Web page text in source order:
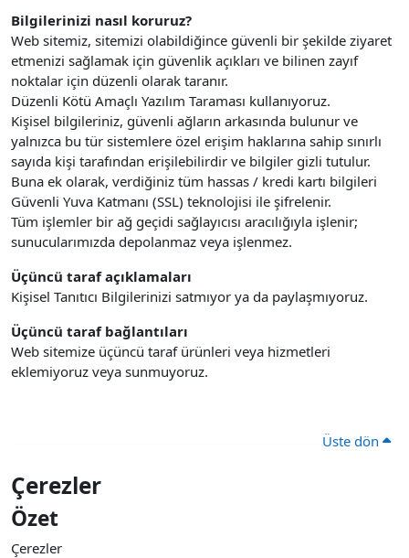
Bilgilerinizi nasıl koruruz?
Web sitemiz, sitemizi olabildiğince güvenli bir şekilde ziyaret
etmenizi sağlamak için güvenlik açıkları ve bilinen zayıf
noktalar için düzenli olarak taranır.
Düzenli Kötü Amaçlı Yazılım Taraması kullanıyoruz.
Kişisel bilgileriniz, güvenli ağların arkasında bulunur ve
yalnızca bu tür sistemlere özel erişim haklarına sahip sınırlı
sayıda kişi tarafından erişilebilirdir ve bilgiler gizli tutulur.
Buna ek olarak, verdiğiniz tüm hassas / kredi kartı bilgileri
Güvenli Yuva Katmanı (SSL) teknolojisi ile şifrelenir.
Tüm işlemler bir ağ geçidi sağlayıcısı aracılığıyla işlenir;
sunucularımızda depolanmaz veya işlenmez.
Üçüncü taraf açıklamaları
Kişisel Tanıtıcı Bilgilerinizi satmıyor ya da paylaşmıyoruz.
Üçüncü taraf bağlantıları
Web sitemize üçüncü taraf ürünleri veya hizmetleri
eklemiyoruz veya sunmuyoruz.
Üste dön
Çerezler
Özet
Çerezler